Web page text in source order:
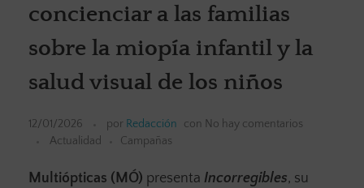
concienciar a las familias
sobre la miopía infantil y la
salud visual de los niños
12/01/2026 por Redacción con No hay comentarios
Actualidad
Campañas
Multiópticas (MÓ) presenta Incorregibles, su